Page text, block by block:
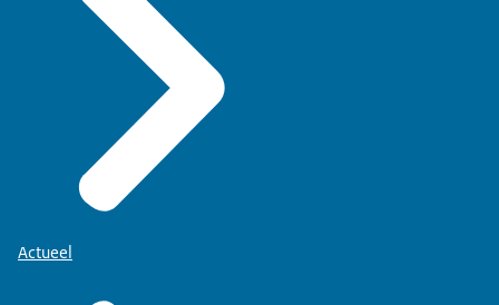
Actueel